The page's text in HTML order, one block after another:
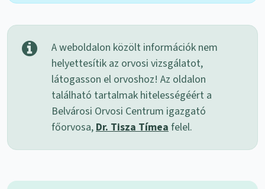
A weboldalon közölt információk nem
helyettesítik az orvosi vizsgálatot,
látogasson el orvoshoz! Az oldalon
található tartalmak hitelességéért a
Belvárosi Orvosi Centrum igazgató
főorvosa, Dr. Tisza Tímea felel.